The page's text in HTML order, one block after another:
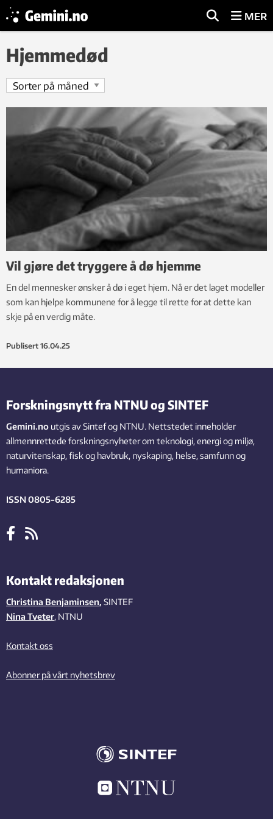
MER
Hjemmedød
Vil gjøre det tryggere å dø hjemme
En del mennesker ønsker å dø i eget hjem. Nå er det laget modeller
som kan hjelpe kommunene for å legge til rette for at dette kan
skje på en verdig måte.
Publisert 16.04.25
Forskningsnytt fra NTNU og SINTEF
Gemini.no utgis av Sintef og NTNU. Nettstedet inneholder
allmennrettede forskningsnyheter om teknologi, energi og miljø,
naturvitenskap, fisk og havbruk, nyskaping, helse, samfunn og
humaniora.
ISSN 0805-6285
Kontakt redaksjonen
Christina Benjaminsen, SINTEF
Nina Tveter, NTNU
Kontakt oss
Abonner på vårt nyhetsbrev